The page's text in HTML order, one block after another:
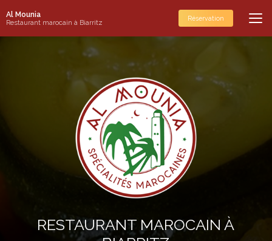
auAl Mounia
Restaurant marocain à Biarritz Réservation
RESTAURANT MAROCAIN À